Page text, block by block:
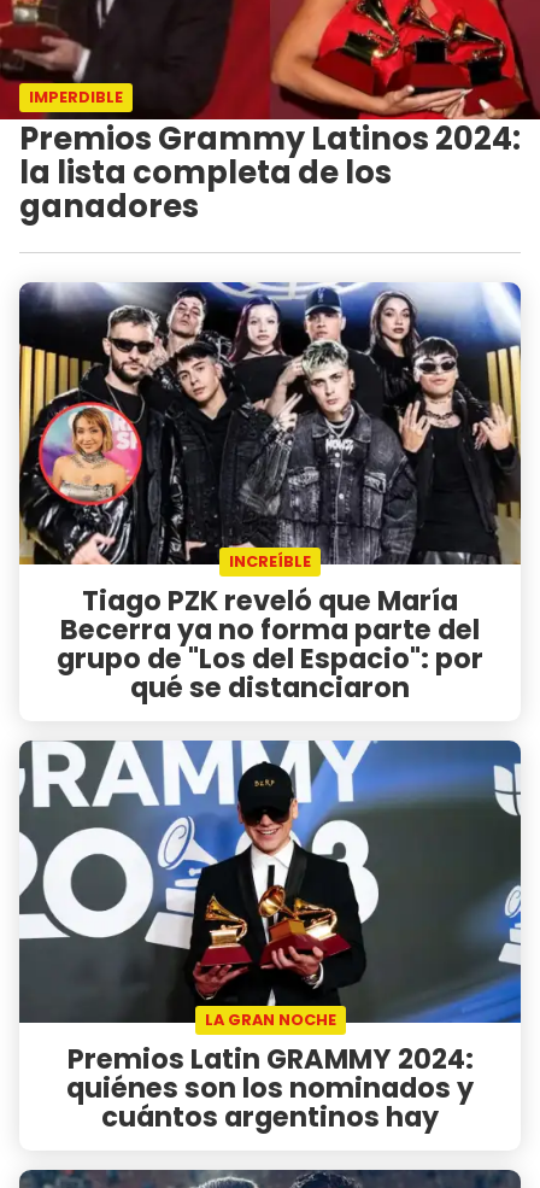
IMPERDIBLE
Premios Grammy Latinos 2024:
la lista completa de los
ganadores
INCREÍBLE
Tiago PZK reveló que María
Becerra ya no forma parte del
grupo de "Los del Espacio": por
qué se distanciaron
LA GRAN NOCHE
Premios Latin GRAMMY 2024:
quiénes son los nominados y
cuántos argentinos hay